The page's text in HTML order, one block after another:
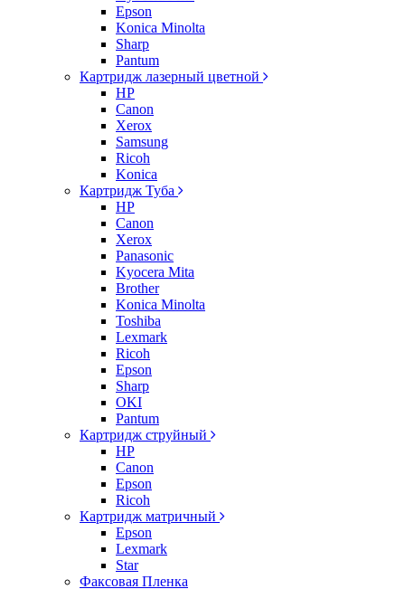
Epson
Konica Minolta
Sharp
Pantum
Картридж лазерный цветной
HP
Canon
Xerox
Samsung
Ricoh
Konica
Картридж Туба
HP
Canon
Xerox
Panasonic
Kyocera Mita
Brother
Konica Minolta
Toshiba
Lexmark
Ricoh
Epson
Sharp
OKI
Pantum
Картридж струйный
HP
Canon
Epson
Ricoh
Картридж матричный
Epson
Lexmark
Star
Факсовая Пленка